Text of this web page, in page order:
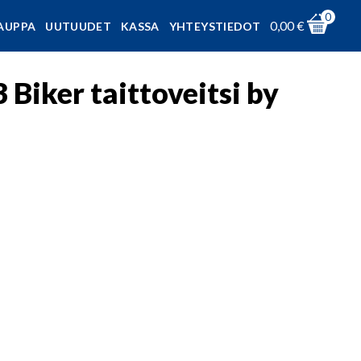
UUTUUDET KASSA YHTEYSTIEDOT 0,00€
0
Biker taittoveitsi by